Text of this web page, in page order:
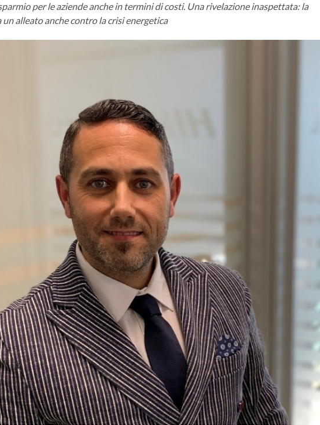
per le aziende anche in termini di costi. Una rivelazione inaspettata: la
alleato anche contro la crisi energetica